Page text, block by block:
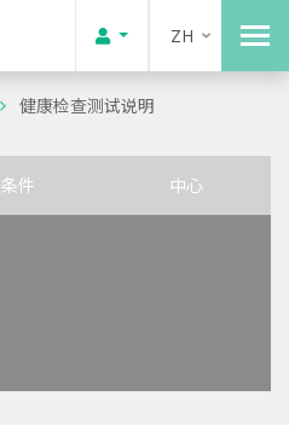
ZH
健康检查测试说明
条件 中心